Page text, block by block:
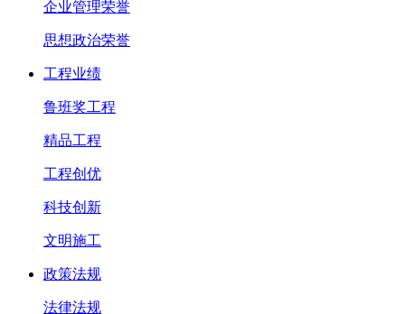
企业管理荣誉
思想政治荣誉
工程业绩
鲁班奖工程
精品工程
工程创优
科技创新
文明施工
政策法规
法律法规